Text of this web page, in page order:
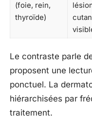
(foie, rein,
thyroïde)
Le contraste parle
proposent une
ponctuel. La
hiérarchisées par
traitement.